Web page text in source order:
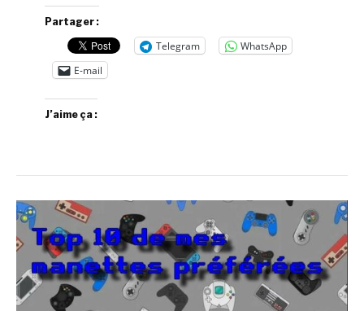
Partager :
Telegram
WhatsApp
E-mail
J’aime ça :